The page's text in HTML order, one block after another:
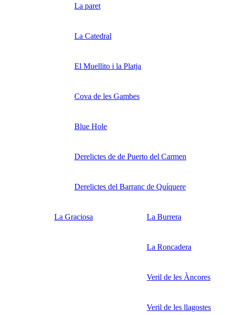
La paret
La Catedral
El Muellito i la Platja
Cova de les Gambes
Blue Hole
Derelictes de de Puerto del Carmen
Derelictes del Barranc de Quíquere
La Graciosa La Burrera
La Roncadera
Veril de les Àncores
Veril de les llagostes